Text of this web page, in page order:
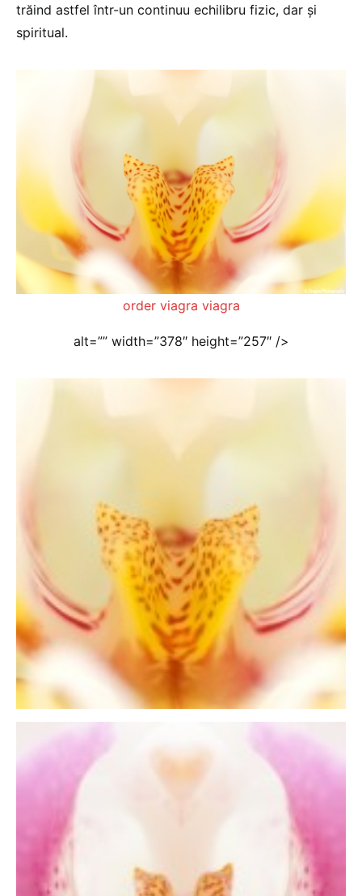
trăind astfel într-un continuu echilibru fizic, dar şi
spiritual.
order viagra viagra
alt=”” width=”378″ height=”257″ />